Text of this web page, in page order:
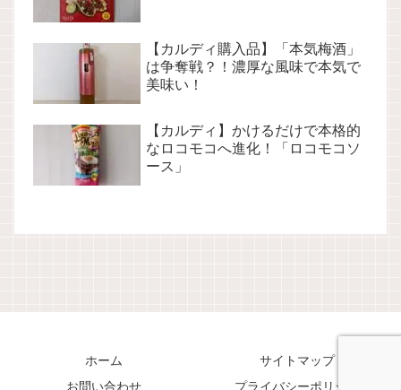
【カルディ購入品】「本気梅酒」
は争奪戦？！濃厚な風味で本気で
美味い！
【カルディ】かけるだけで本格的
なロコモコへ進化！「ロコモコソ
ース」
ホーム
サイトマップ
お問い合わせ
プライバシーポリシー